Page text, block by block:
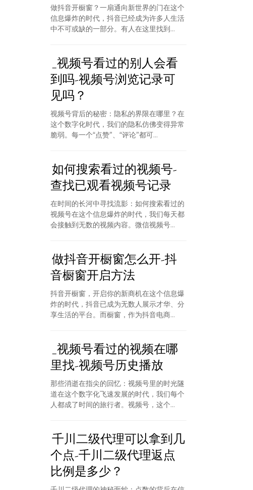
做抖音开橱窗？一扇通向新世界的门在这个
信息爆炸的时代，抖音已经成为许多人生活
中不可或缺的一部分。有人在这里找到...
_视频号看过的别人会看
到吗-视频号浏览记录可
见吗？
视频号背后的秘密：隐私的界限在哪里？在
这个数字化时代，我们的隐私仿佛变得异常
脆弱。每一个“点赞”、“评论”都可...
如何搜索看过的视频号-
查找已观看视频号记录
在时间的长河中寻找流影：如何搜索看过的
视频号在这个信息爆炸的时代，我们每天都
会接触到无数的视频内容。微信视频号...
做抖音开橱窗怎么开-抖
音橱窗开启方法
抖音开橱窗，开启你的新商机在这个信息爆
炸的时代，抖音已成为无数人展示才华、分
享生活的平台。而橱窗，作为抖音电商...
_视频号看过的视频在哪
里找-视频号历史播放
那些消逝在指尖的回忆：视频号里的时光隧
道在这个数字化飞速发展的时代，我们每个
人都成了时间的旅行者。视频号，这个...
千川二级代理可以拿到几
个点-千川二级代理返点
比例是多少？